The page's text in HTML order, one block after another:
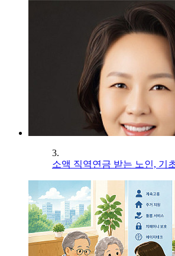
3.
소액 직역연금 받는 노인, 기